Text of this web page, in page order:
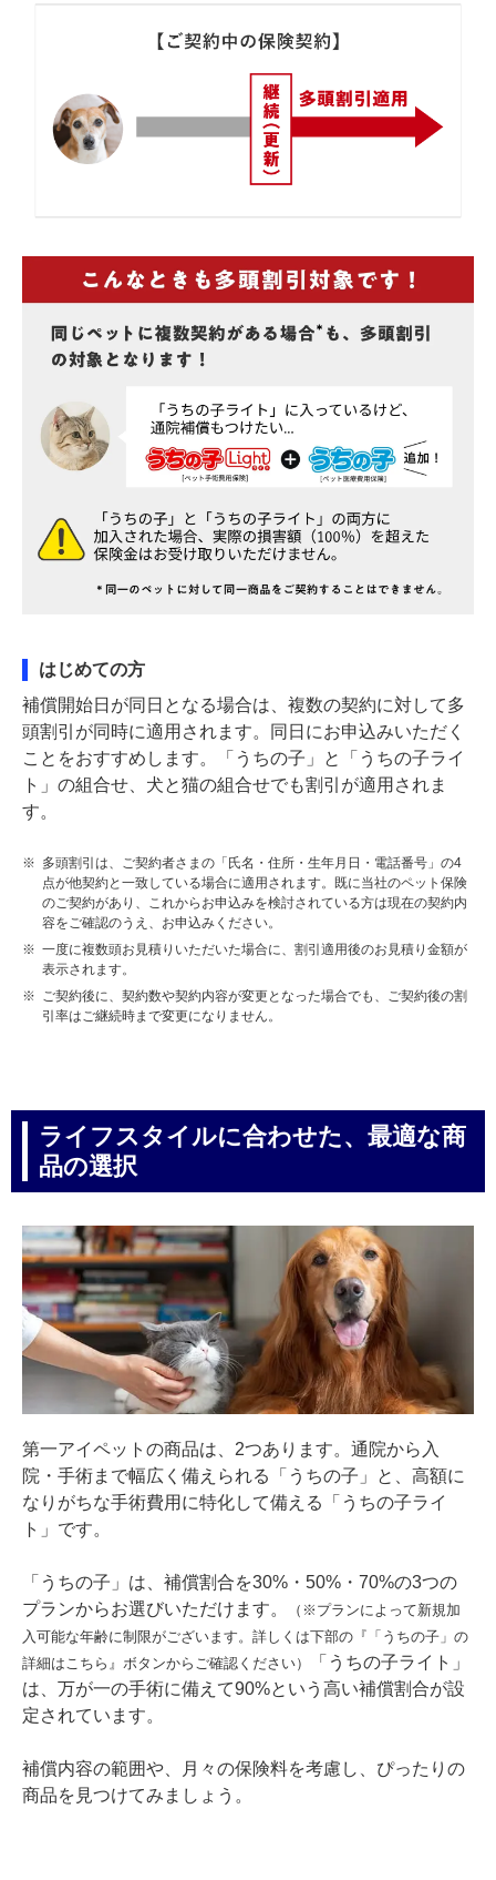
はじめての方
補償開始日が同日となる場合は、複数の契約に対して多
頭割引が同時に適用されます。同日にお申込みいただく
ことをおすすめします。「うちの子」と「うちの子ライ
ト」の組合せ、犬と猫の組合せでも割引が適用されま
す。
※ 多頭割引は、ご契約者さまの「氏名・住所・生年月日・電話番号」の4
点が他契約と一致している場合に適用されます。既に当社のペット保険
のご契約があり、これからお申込みを検討されている方は現在の契約内
容をご確認のうえ、お申込みください。
※ 一度に複数頭お見積りいただいた場合に、割引適用後のお見積り金額が
表示されます。
※ ご契約後に、契約数や契約内容が変更となった場合でも、ご契約後の割
引率はご継続時まで変更になりません。
ライフスタイルに合わせた、最適な商
品の選択
第一アイペットの商品は、2つあります。通院から入
院・手術まで幅広く備えられる「うちの子」と、高額に
なりがちな手術費用に特化して備える「うちの子ライ
ト」です。
「うちの子」は、補償割合を30%・50%・70%の3つの
プランからお選びいただけます。
（※プランによって新規加
入可能な年齢に制限がございます。詳しくは下部の『「うちの子」の
詳細はこちら』ボタンからご確認ください）
「うちの子ライト」
は、万が一の手術に備えて90%という高い補償割合が設
定されています。
補償内容の範囲や、月々の保険料を考慮し、ぴったりの
商品を見つけてみましょう。